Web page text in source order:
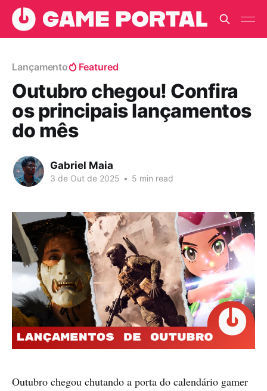
Lançamento Featured
Outubro chegou! Confira
os principais lançamentos
do mês
Gabriel Maia
3 de Out de 2025 • 5 min read
Outubro chegou chutando a porta do calendário gamer